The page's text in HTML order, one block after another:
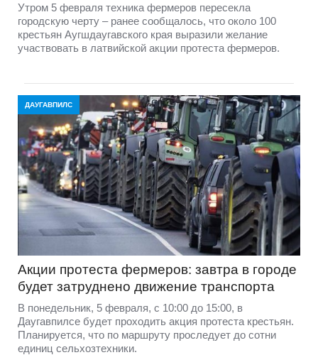
Утром 5 февраля техника фермеров пересекла
городскую черту – ранее сообщалось, что около 100
крестьян Аугшдаугавского края выразили желание
участвовать в латвийской акции протеста фермеров.
ДАУГАВПИЛС
Акции протеста фермеров: завтра в городе
будет затруднено движение транспорта
В понедельник, 5 февраля, с 10:00 до 15:00, в
Даугавпилсе будет проходить акция протеста крестьян.
Планируется, что по маршруту проследует до сотни
единиц сельхозтехники.